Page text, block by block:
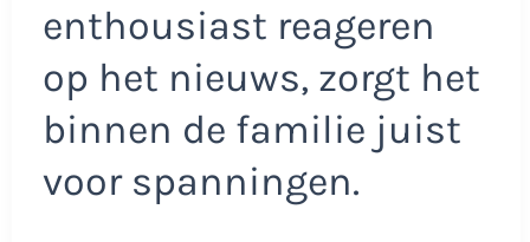
enthousiast reageren
op het nieuws, zorgt het
binnen de familie juist
voor spanningen.